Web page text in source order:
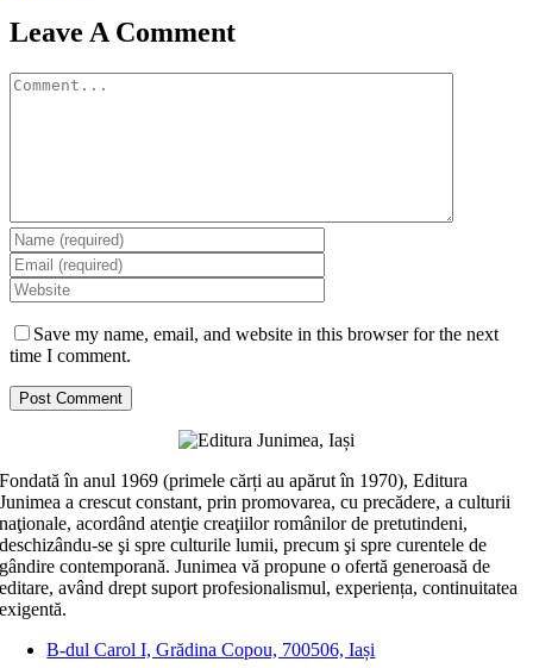
Leave A Comment
Comment
Save my name, email, and website in this browser for the next
time I comment.
Fondată în anul 1969 (primele cărți au apărut în 1970), Editura
Junimea a crescut constant, prin promovarea, cu precădere, a culturii
naţionale, acordând atenţie creaţiilor românilor de pretutindeni,
deschizându-se şi spre culturile lumii, precum şi spre curentele de
gândire contemporană. Junimea vă propune o ofertă generoasă de
editare, având drept suport profesionalismul, experiența, continuitatea
exigentă.
B-dul Carol I, Grădina Copou, 700506, Iași